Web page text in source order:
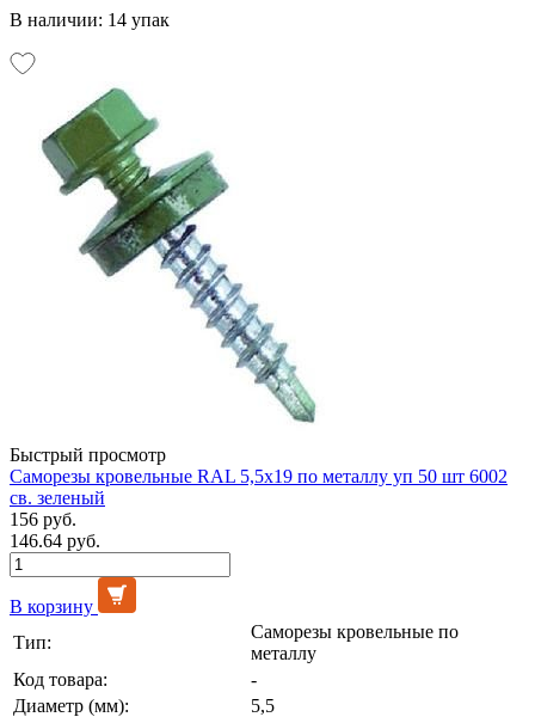
В наличии: 14 упак
Быстрый просмотр
Саморезы кровельные RAL 5,5х19 по металлу уп 50 шт 6002
св. зеленый
156 руб.
146.64 руб.
В корзину
Тип:
Саморезы кровельные по
металлу
Код товара:
-
Диаметр (мм):
5,5